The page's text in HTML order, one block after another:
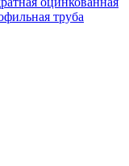
труба